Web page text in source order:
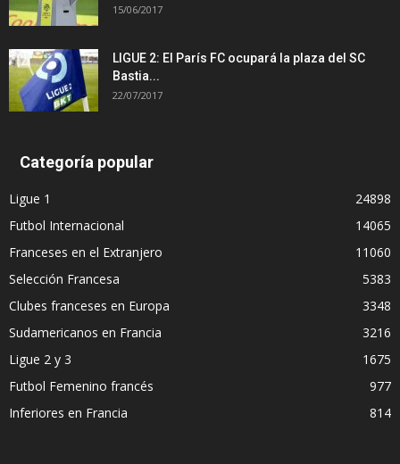
15/06/2017
LIGUE 2: El París FC ocupará la plaza del SC
Bastia...
22/07/2017
Categoría popular
Ligue 1
24898
Futbol Internacional
14065
Franceses en el Extranjero
11060
Selección Francesa
5383
Clubes franceses en Europa
3348
Sudamericanos en Francia
3216
Ligue 2 y 3
1675
Futbol Femenino francés
977
Inferiores en Francia
814